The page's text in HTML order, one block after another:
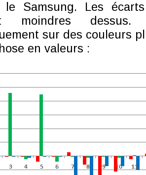
le Samsung. Les
moindres
sur des couleurs
en valeurs :